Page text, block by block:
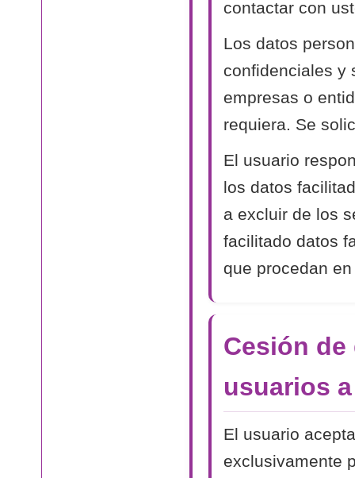
contactar con
Los datos
confidenciales y
empresas o
requiera. Se
El usuario
los datos
a excluir de los
facilitado datos
que procedan
Cesión
usuarios
El usuario
exclusivamente